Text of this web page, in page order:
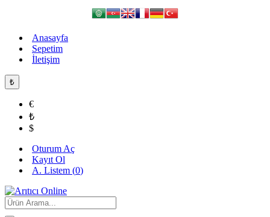
Anasayfa
Sepetim
İletişim
₺
€
₺
$
Oturum Aç
Kayıt Ol
A. Listem (0)